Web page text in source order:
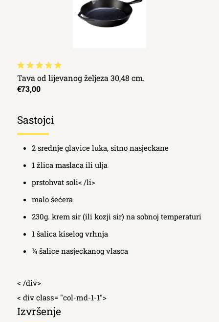
Tava od lijevanog željeza 30,48 cm.
€73,00
Sastojci
2 srednje glavice luka, sitno nasjeckane
1 žlica maslaca ili ulja
prstohvat soli< /li>
malo šećera
230g. krem sir (ili kozji sir) na sobnoj temperaturi
1 šalica kiselog vrhnja
¼ šalice nasjeckanog vlasca
< /div>
< div class= "col-md-1-1">
Izvršenje